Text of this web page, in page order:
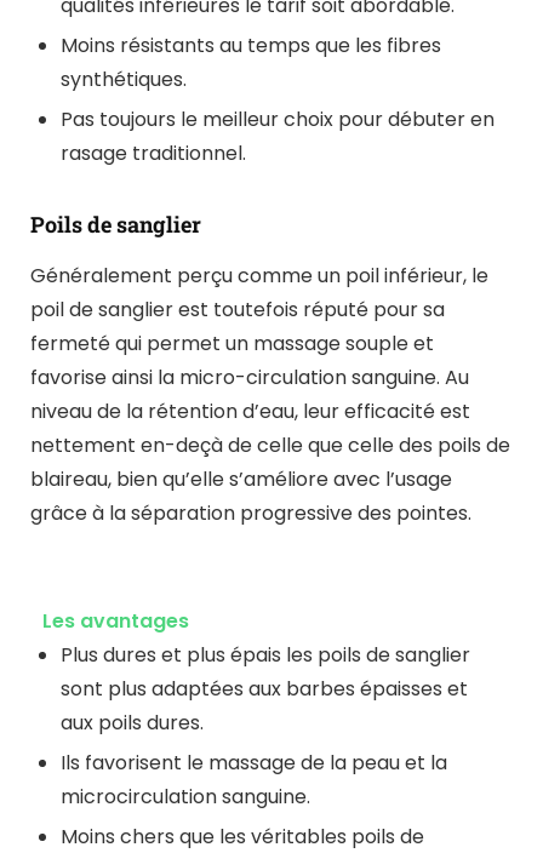
qualités inférieures le tarif soit abordable.
Moins résistants au temps que les fibres
synthétiques.
Pas toujours le meilleur choix pour débuter en
rasage traditionnel.
Poils de sanglier
Généralement perçu comme un poil inférieur, le
poil de sanglier est toutefois réputé pour sa
fermeté qui permet un massage souple et
favorise ainsi la micro-circulation sanguine. Au
niveau de la rétention d’eau, leur efficacité est
nettement en-deçà de celle que celle des poils de
blaireau, bien qu’elle s’améliore avec l’usage
grâce à la séparation progressive des pointes.
Les avantages
Plus dures et plus épais les poils de sanglier
sont plus adaptées aux barbes épaisses et
aux poils dures.
Ils favorisent le massage de la peau et la
microcirculation sanguine.
Moins chers que les véritables poils de